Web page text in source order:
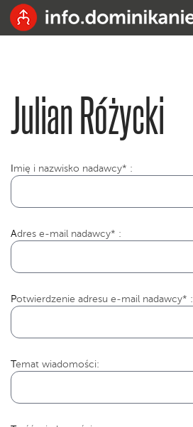
Julian Różycki
mię i nazwisko nadawcy* :
Adres e-mail nadawcy* :
Potwierdzenie adresu e-mail nadawcy* :
Temat wiadomości: